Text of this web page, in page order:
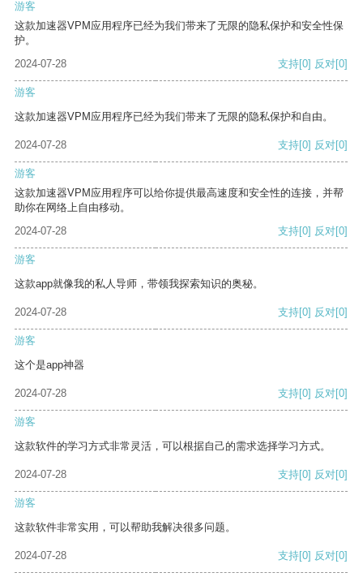
游客
这款加速器VPM应用程序已经为我们带来了无限的隐私保护和安全性保
护。
2024-07-28
支持[0] 反对[0]
游客
这款加速器VPM应用程序已经为我们带来了无限的隐私保护和自由。
2024-07-28 支持[0] 反对[0]
游客
这款加速器VPM应用程序可以给你提供最高速度和安全性的连接，并帮
助你在网络上自由移动。
2024-07-28
支持[0] 反对[0]
游客
这款app就像我的私人导师，带领我探索知识的奥秘。
2024-07-28 支持[0] 反对[0]
游客
这个是app神器
2024-07-28 支持[0] 反对[0]
游客
这款软件的学习方式非常灵活，可以根据自己的需求选择学习方式。
2024-07-28 支持[0] 反对[0]
游客
这款软件非常实用，可以帮助我解决很多问题。
2024-07-28 支持[0] 反对[0]